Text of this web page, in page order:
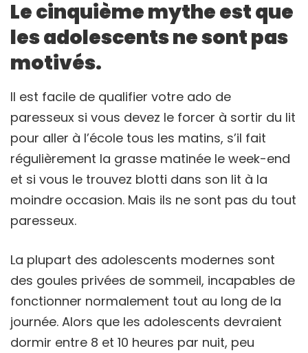
Le cinquième mythe est que
les adolescents ne sont pas
motivés.
Il est facile de qualifier votre ado de
paresseux si vous devez le forcer à sortir du lit
pour aller à l’école tous les matins, s’il fait
régulièrement la grasse matinée le week-end
et si vous le trouvez blotti dans son lit à la
moindre occasion. Mais ils ne sont pas du tout
paresseux.
La plupart des adolescents modernes sont
des goules privées de sommeil, incapables de
fonctionner normalement tout au long de la
journée. Alors que les adolescents devraient
dormir entre 8 et 10 heures par nuit, peu